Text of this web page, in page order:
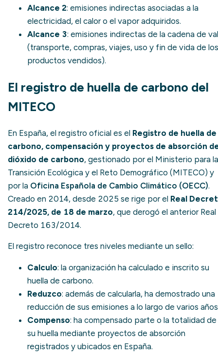
Alcance 2: emisiones indirectas asociadas a la
electricidad, el calor o el vapor adquiridos.
Alcance 3: emisiones indirectas de la cadena de
(transporte, compras, viajes, uso y fin de vida de los
productos vendidos).
El registro de huella de carbono del
MITECO
En España, el registro oficial es el Registro de huella de
carbono, compensación y proyectos de absorción
dióxido de carbono, gestionado por el Ministerio para la
Transición Ecológica y el Reto Demográfico (MITECO) y
por la Oficina Española de Cambio Climático (OECC).
Creado en 2014, desde 2025 se rige por el Real
214/2025, de 18 de marzo, que derogó el anterior Real
Decreto 163/2014.
El registro reconoce tres niveles mediante un sello:
Calculo: la organización ha calculado e inscrito su
huella de carbono.
Reduzco: además de calcularla, ha demostrado una
reducción de sus emisiones a lo largo de varios
Compenso: ha compensado parte o la totalidad de
su huella mediante proyectos de absorción
registrados y ubicados en España.